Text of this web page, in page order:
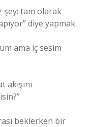
şey: tam olarak
diye yapmak.
ama iç sesim
beklerken bir